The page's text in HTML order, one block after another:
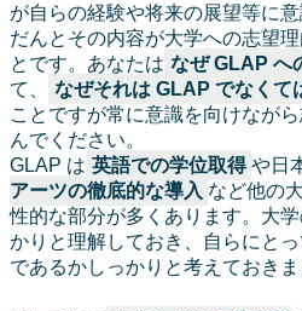
が自らの経験や将来の展望等に
だんとその内容が大学への志望
とです。あなたは なぜ GLAP へ
て、
なぜそれは GLAP でなくて
ことですが常に意識を向けなが
んでください。
GLAP は 英語での学位取得 や日
アーツの徹底的な導入 など他の
性的な部分が多くあります。大
かりと理解しておき、自らにと
であるかしっかりと考えておきま